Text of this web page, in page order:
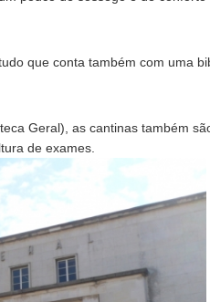
que conta também com uma
Geral), as cantinas também
de exames.